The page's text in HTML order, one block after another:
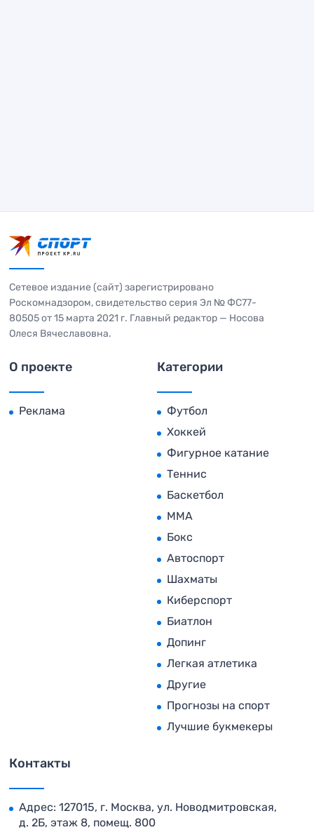
Сетевое издание (сайт) зарегистрировано
Роскомнадзором, свидетельство серия Эл № ФС77-
80505 от 15 марта 2021 г. Главный редактор — Носова
Олеся Вячеславовна.
О проекте
Реклама
Категории
Футбол
Хоккей
Фигурное катание
Теннис
Баскетбол
MMA
Бокс
Автоспорт
Шахматы
Киберспорт
Биатлон
Допинг
Легкая атлетика
Другие
Прогнозы на спорт
Лучшие букмекеры
Контакты
Адрес: 127015, г. Москва, ул. Новодмитровская,
д. 2Б, этаж 8, помещ. 800